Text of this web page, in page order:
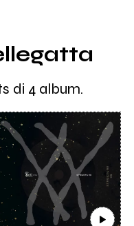
di 4 album.